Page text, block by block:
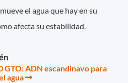
el agua que hay en su
afecta su estabilidad.
GTO: ADN escandinavo para
agua